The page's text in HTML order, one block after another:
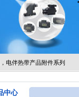
电伴热带产品附件系列
中心